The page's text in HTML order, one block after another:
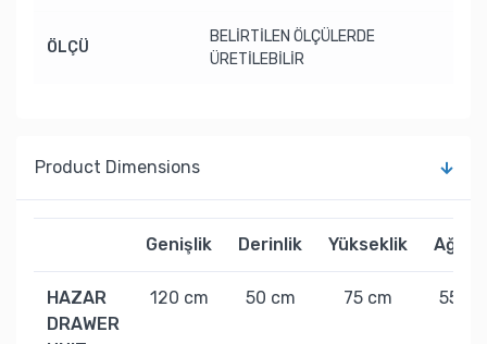
ÖLÇÜ
BELİRTİLEN ÖLÇÜLERDE
ÜRETİLEBİLİR
Product Dimensions
Genişlik Derinlik Yükseklik Ağırlık
HAZAR
DRAWER
120 cm 50 cm 75 cm 55 kg